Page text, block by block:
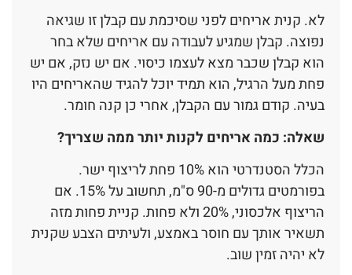
לא. קנית אריחים לפני שסיכמת עם קבלן זו שגיאה
נפוצה. קבלן שמגיע לעבודה עם אריחים שלא בחר
הוא קבלן שכבר מצא לעצמו כיסוי. אם יש נזק, אם יש
פחת מעל הרגיל, הוא תמיד יוכל להגיד שהאריחים היו
בעיה. קודם גמור עם הקבלן, אחרי כן קנה חומר.
שאלה: כמה אריחים לקנות יותר ממה שצריך?
הכלל הסטנדרטי הוא 10% פחת לריצוף ישר.
בפורמטים גדולים מ-90 ס"מ, תחשוב על 15%. אם
הריצוף אלכסוני, 20% ולא פחות. קניית פחות מזה
תשאיר אותך עם חוסר באמצע, ולעיתים הצבע שקנית
לא יהיה זמין שוב.